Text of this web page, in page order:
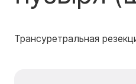
Трансуретральная